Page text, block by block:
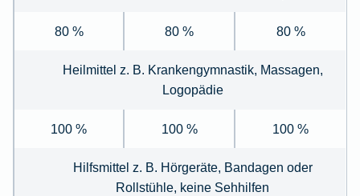
80 % 80 % 80 %
Heilmittel z. B. Krankengymnastik, Massagen,
Logopädie
100 % 100 % 100 %
Hilfsmittel z. B. Hörgeräte, Bandagen oder
Rollstühle, keine Sehhilfen